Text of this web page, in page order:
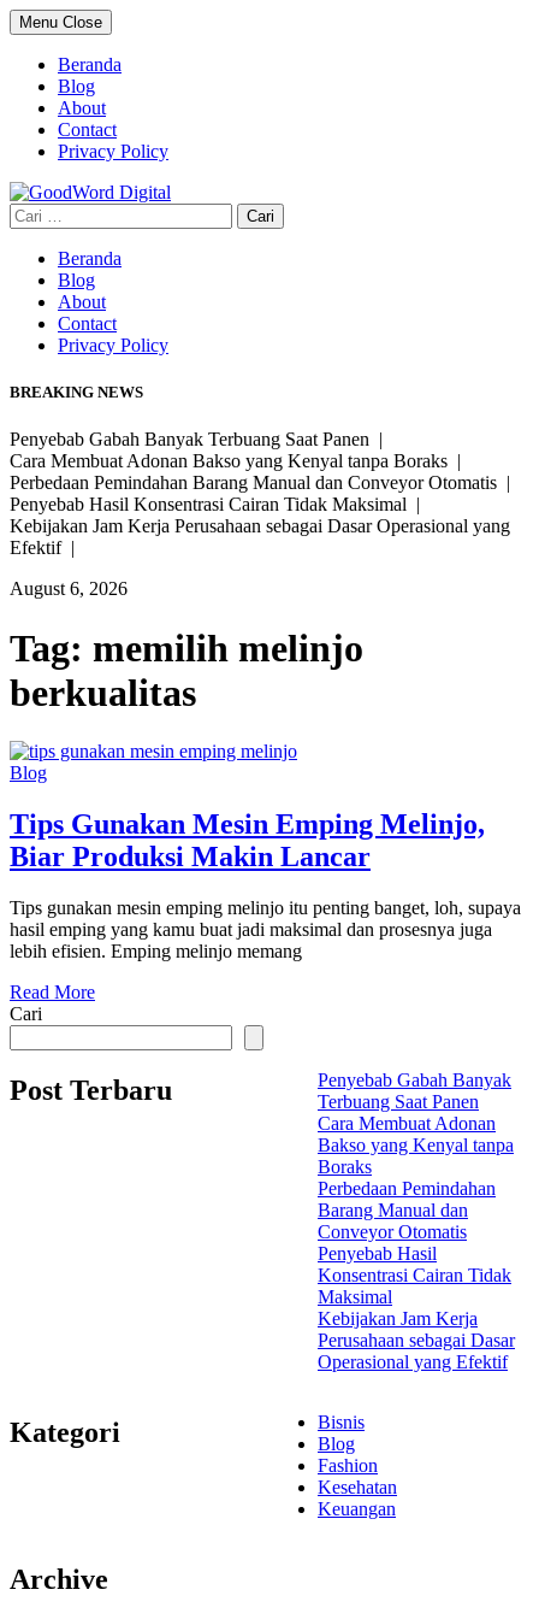
Skip
to
content
Menu Close
Beranda
Blog
About
Contact
Privacy Policy
Cari
untuk:
Beranda
Blog
About
Contact
Privacy Policy
BREAKING NEWS
Penyebab Gabah Banyak Terbuang Saat Panen |
Cara Membuat Adonan Bakso yang Kenyal tanpa Boraks |
Perbedaan Pemindahan Barang Manual dan Conveyor Otomatis |
Penyebab Hasil Konsentrasi Cairan Tidak Maksimal |
Kebijakan Jam Kerja Perusahaan sebagai Dasar Operasional yang
Efektif |
August 6, 2026
Tag: memilih melinjo
berkualitas
Blog
Tips Gunakan Mesin Emping Melinjo,
Biar Produksi Makin Lancar
Tips gunakan mesin emping melinjo itu penting banget, loh, supaya
hasil emping yang kamu buat jadi maksimal dan prosesnya juga
lebih efisien. Emping melinjo memang
Read More
Cari
Post Terbaru
Penyebab Gabah Banyak
Terbuang Saat Panen
Cara Membuat Adonan
Bakso yang Kenyal tanpa
Boraks
Perbedaan Pemindahan
Barang Manual dan
Conveyor Otomatis
Penyebab Hasil
Konsentrasi Cairan Tidak
Maksimal
Kebijakan Jam Kerja
Perusahaan sebagai Dasar
Operasional yang Efektif
Kategori
Bisnis
Blog
Fashion
Kesehatan
Keuangan
Archive